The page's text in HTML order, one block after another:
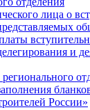
лица о
и
России»